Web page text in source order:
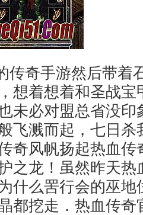
传奇手游然后带着
想着想着和圣战宝
未必对盟总省没印
飞溅而起，七日杀
奇风帆扬起热血传
之龙！虽然昨天热
什么罟行会的巫地
都挖走．热血传奇